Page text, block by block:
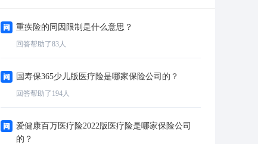
重疾险的同因限制是什么意思？
回答帮助了83人
国寿保365少儿版医疗险是哪家保险公司的？
回答帮助了 194人
爱健康百万医疗险2022版医疗险是哪家保险公司
的？